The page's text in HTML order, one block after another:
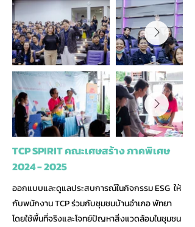
TCP SPIRIT คณะเศษสร้าง ภาคพิเศษ
2024 - 2025
ออกแบบและดูแลประสบการณ์ในกิจกรรม ESG ให้
กับพนักงาน TCP ร่วมกับชุมชนบ้านอำเภอ พัทยา
โดยใช้พื้นที่จริงและโจทย์ปัญหาสิ่งแวดล้อมในชุมชน